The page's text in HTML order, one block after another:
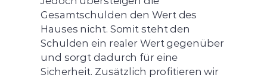
Gesamtschulden den Wert des
Hauses nicht. Somit steht den
Schulden ein realer Wert gegenüber
und sorgt dadurch für eine
Sicherheit. Zusätzlich profitieren wir